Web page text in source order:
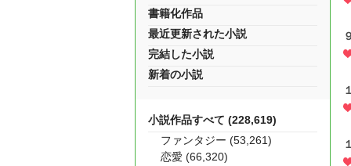
９
書籍化作品
最近更新された小説
完結した小説
新着の小説
小説作品すべて (228,619)
ファンタジー (53,261)
恋愛 (66,320)